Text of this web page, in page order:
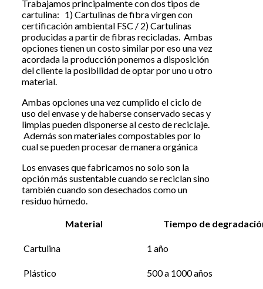
Trabajamos principalmente con dos tipos de
cartulina: 1) Cartulinas de fibra virgen con
certificación ambiental FSC / 2) Cartulinas
producidas a partir de fibras recicladas. Ambas
opciones tienen un costo similar por eso una vez
acordada la producción ponemos a disposición
del cliente la posibilidad de optar por uno u otro
material.
Ambas opciones una vez cumplido el ciclo de
uso del envase y de haberse conservado secas y
limpias pueden disponerse al cesto de reciclaje.
Además son materiales compostables por lo
cual se pueden procesar de manera orgánica
Los envases que fabricamos no solo son la
opción más sustentable cuando se reciclan sino
también cuando son desechados como un
residuo húmedo.
Material Tiempo de
Cartulina 1 año
Plástico 500 a 1000 años